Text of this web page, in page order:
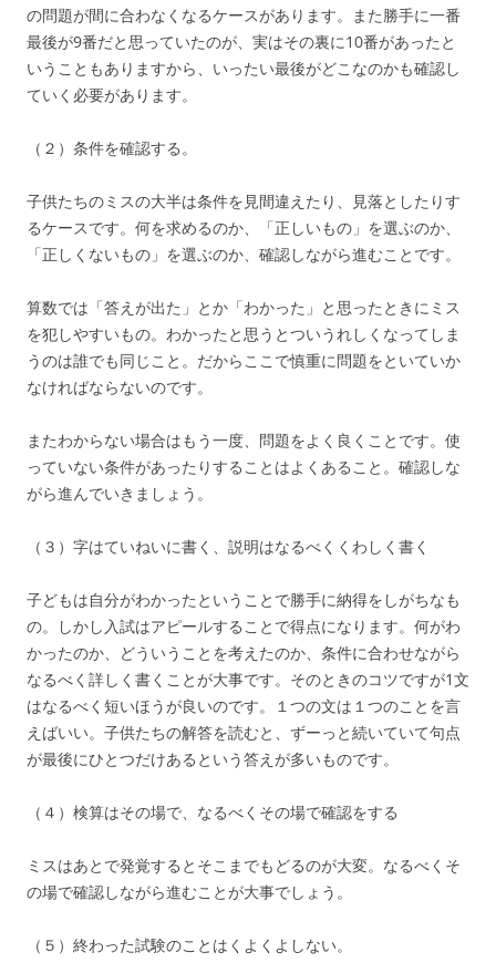
の問題が間に合わなくなるケースがあります。また勝手に一番
最後が9番だと思っていたのが、実はその裏に10番があったと
いうこともありますから、いったい最後がどこなのかも確認し
ていく必要があります。
（２）条件を確認する。
子供たちのミスの大半は条件を見間違えたり、見落としたりす
るケースです。何を求めるのか、「正しいもの」を選ぶのか、
「正しくないもの」を選ぶのか、確認しながら進むことです。
算数では「答えが出た」とか「わかった」と思ったときにミス
を犯しやすいもの。わかったと思うとついうれしくなってしま
うのは誰でも同じこと。だからここで慎重に問題をといていか
なければならないのです。
またわからない場合はもう一度、問題をよく良くことです。使
っていない条件があったりすることはよくあること。確認しな
がら進んでいきましょう。
（３）字はていねいに書く、説明はなるべくくわしく書く
子どもは自分がわかったということで勝手に納得をしがちなも
の。しかし入試はアピールすることで得点になります。何がわ
かったのか、どういうことを考えたのか、条件に合わせながら
なるべく詳しく書くことが大事です。そのときのコツですが1文
はなるべく短いほうが良いのです。１つの文は１つのことを言
えばいい。子供たちの解答を読むと、ずーっと続いていて句点
が最後にひとつだけあるという答えが多いものです。
（４）検算はその場で、なるべくその場で確認をする
ミスはあとで発覚するとそこまでもどるのが大変。なるべくそ
の場で確認しながら進むことが大事でしょう。
（５）終わった試験のことはくよくよしない。